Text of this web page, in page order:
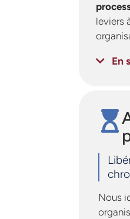
leviers
En
Nous